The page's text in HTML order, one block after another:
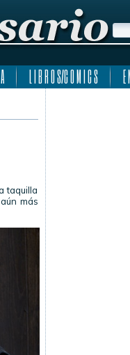
L I B R O S/C O M I C S
taquilla
más